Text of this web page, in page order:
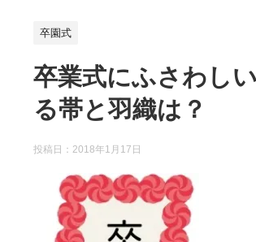
卒園式
卒業式にふさわし
る帯と羽織は？
投稿日： 2018年1月17日